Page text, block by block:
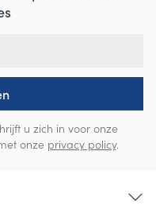
u zich in voor onze
onze privacy policy.